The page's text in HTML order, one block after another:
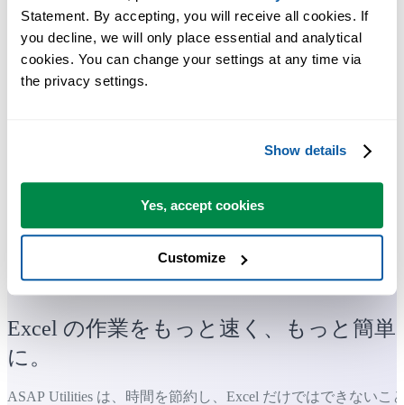
Statement. By accepting, you will receive all cookies. If
you decline, we will only place essential and analytical
cookies. You can change your settings at any time via
the privacy settings.
Show details
Yes, accept cookies
Customize
多くの Excel ユーザーが Excel に標準搭載してほしい実用的な
ツール。
Excel の作業をもっと速く、もっと簡単
に。
ASAP Utilities は、時間を節約し、Excel だけではできないこ